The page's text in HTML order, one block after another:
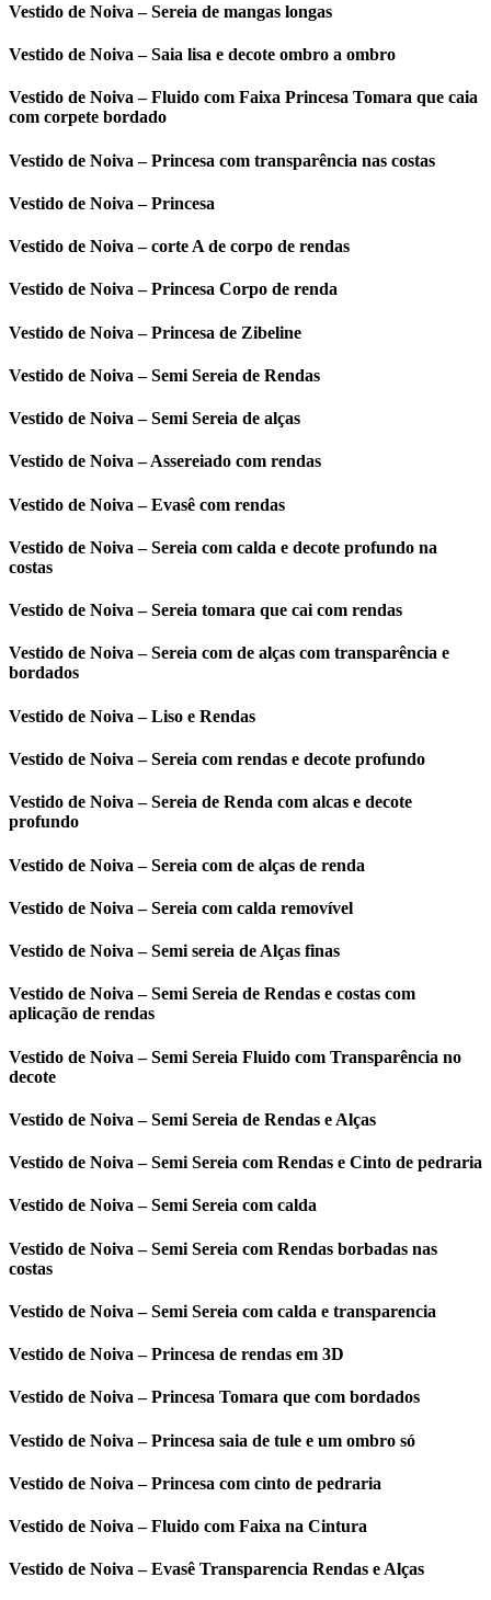
Vestido de Noiva – Sereia de mangas longas
Vestido de Noiva – Saia lisa e decote ombro a ombro
Vestido de Noiva – Fluido com Faixa Princesa Tomara que caia
com corpete bordado
Vestido de Noiva – Princesa com transparência nas costas
Vestido de Noiva – Princesa
Vestido de Noiva – corte A de corpo de rendas
Vestido de Noiva – Princesa Corpo de renda
Vestido de Noiva – Princesa de Zibeline
Vestido de Noiva – Semi Sereia de Rendas
Vestido de Noiva – Semi Sereia de alças
Vestido de Noiva – Assereiado com rendas
Vestido de Noiva – Evasê com rendas
Vestido de Noiva – Sereia com calda e decote profundo na
costas
Vestido de Noiva – Sereia tomara que cai com rendas
Vestido de Noiva – Sereia com de alças com transparência e
bordados
Vestido de Noiva – Liso e Rendas
Vestido de Noiva – Sereia com rendas e decote profundo
Vestido de Noiva – Sereia de Renda com alcas e decote
profundo
Vestido de Noiva – Sereia com de alças de renda
Vestido de Noiva – Sereia com calda removível
Vestido de Noiva – Semi sereia de Alças finas
Vestido de Noiva – Semi Sereia de Rendas e costas com
aplicação de rendas
Vestido de Noiva – Semi Sereia Fluido com Transparência no
decote
Vestido de Noiva – Semi Sereia de Rendas e Alças
Vestido de Noiva – Semi Sereia com Rendas e Cinto de pedraria
Vestido de Noiva – Semi Sereia com calda
Vestido de Noiva – Semi Sereia com Rendas borbadas nas
costas
Vestido de Noiva – Semi Sereia com calda e transparencia
Vestido de Noiva – Princesa de rendas em 3D
Vestido de Noiva – Princesa Tomara que com bordados
Vestido de Noiva – Princesa saia de tule e um ombro só
Vestido de Noiva – Princesa com cinto de pedraria
Vestido de Noiva – Fluido com Faixa na Cintura
Vestido de Noiva – Evasê Transparencia Rendas e Alças